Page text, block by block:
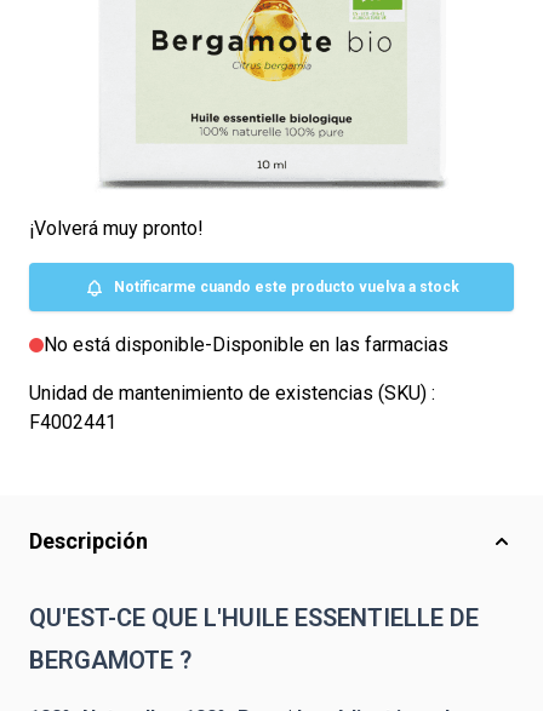
100% Naturelle et Pure
Lo sentimos, pero el producto que estás buscando está
¡Volverá muy pronto!
Notificarme cuando este producto vuelva a stock
No está disponible-Disponible en las farmacias
Unidad de mantenimiento de existencias (SKU) :
F4002441
Descripción
QU'EST-CE QUE L'HUILE ESSENTIELLE DE
BERGAMOTE ?